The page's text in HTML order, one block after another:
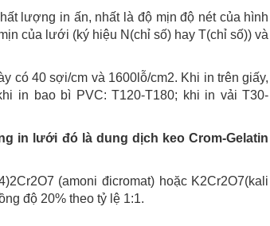
lượng in ấn, nhất là độ mịn độ nét của hình
của lưới (ký hiệu N(chỉ số) hay T(chỉ số)) và
có 40 sợi/cm và 1600lỗ/cm2. Khi in trên giấy,
in bao bì PVC: T120-T180; khi in vải T30-
in lưới đó là dung dịch keo Crom-Gelatin
(amoni đicromat) hoặc K2Cr2O7(kali
độ 20% theo tỷ lệ 1:1.